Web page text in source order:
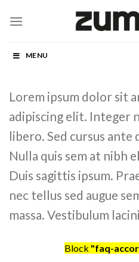
MENU
Lorem ipsum dolor sit
adipiscing elit. Integer
libero. Sed cursus ante
Nulla quis sem at nibh
Duis sagittis ipsum.
nec tellus sed augue
massa. Vestibulum
Block "faq-